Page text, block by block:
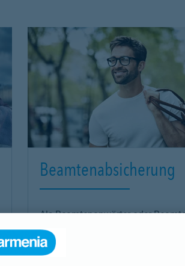
Beamtenabsicherung
Als Beamtenanwärter oder
es eine Absicherung, die genau zu
passt: unsere
für Beamtenanwärter und Beamte.